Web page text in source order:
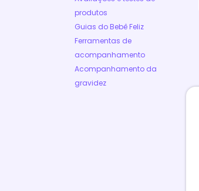
produtos
Guias do Bebê Feliz
Ferramentas de
acompanhamento
Acompanhamento da
gravidez